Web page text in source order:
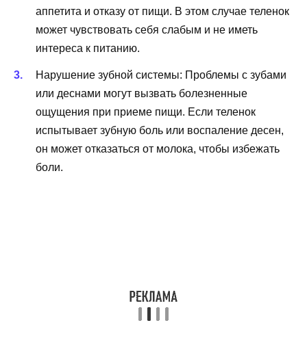
аппетита и отказу от пищи. В этом случае теленок
может чувствовать себя слабым и не иметь
интереса к питанию.
Нарушение зубной системы: Проблемы с зубами
или деснами могут вызвать болезненные
ощущения при приеме пищи. Если теленок
испытывает зубную боль или воспаление десен,
он может отказаться от молока, чтобы избежать
боли.